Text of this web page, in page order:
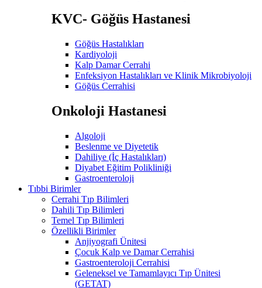
KVC- Göğüs Hastanesi
Göğüs Hastalıkları
Kardiyoloji
Kalp Damar Cerrahi
Enfeksiyon Hastalıkları ve Klinik Mikrobiyoloji
Göğüs Cerrahisi
Onkoloji Hastanesi
Algoloji
Beslenme ve Diyetetik
Dahiliye (İç Hastalıkları)
Diyabet Eğitim Polikliniği
Gastroenteroloji
Tıbbi Birimler
Cerrahi Tıp Bilimleri
Dahili Tıp Bilimleri
Temel Tıp Bilimleri
Özellikli Birimler
Anjiyografi Ünitesi
Çocuk Kalp ve Damar Cerrahisi
Gastroenteroloji Cerrahisi
Geleneksel ve Tamamlayıcı Tıp Ünitesi
(GETAT)